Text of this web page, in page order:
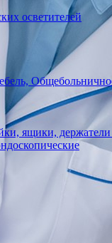
осветителей
ящики,